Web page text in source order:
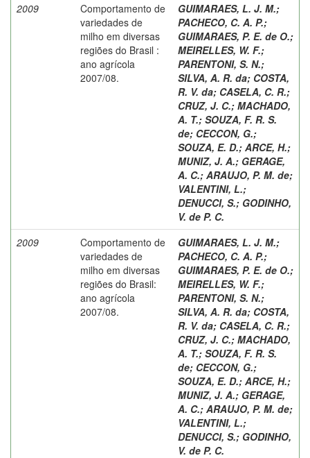
2009
Comportamento de
variedades de
milho em diversas
regiões do Brasil :
ano agrícola
2007/08.
GUIMARAES, L. J. M.;
PACHECO, C. A. P.;
GUIMARAES, P. E. de O.;
MEIRELLES, W. F.;
PARENTONI, S. N.;
SILVA, A. R. da; COSTA,
R. V. da; CASELA, C. R.;
CRUZ, J. C.; MACHADO,
A. T.; SOUZA, F. R. S.
de; CECCON, G.;
SOUZA, E. D.; ARCE, H.;
MUNIZ, J. A.; GERAGE,
A. C.; ARAUJO, P. M. de;
VALENTINI, L.;
DENUCCI, S.; GODINHO,
V. de P. C.
2009
Comportamento de
variedades de
milho em diversas
regiões do Brasil:
ano agrícola
2007/08.
GUIMARAES, L. J. M.;
PACHECO, C. A. P.;
GUIMARAES, P. E. de O.;
MEIRELLES, W. F.;
PARENTONI, S. N.;
SILVA, A. R. da; COSTA,
R. V. da; CASELA, C. R.;
CRUZ, J. C.; MACHADO,
A. T.; SOUZA, F. R. S.
de; CECCON, G.;
SOUZA, E. D.; ARCE, H.;
MUNIZ, J. A.; GERAGE,
A. C.; ARAUJO, P. M. de;
VALENTINI, L.;
DENUCCI, S.; GODINHO,
V. de P. C.